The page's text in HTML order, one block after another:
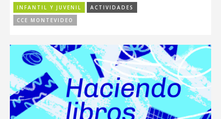
INFANTIL Y JUVENIL
ACTIVIDADES
CCE MONTEVIDEO